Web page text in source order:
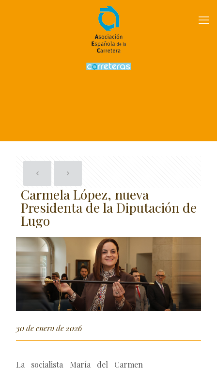
Carmela López, nueva
Presidenta de la Diputación de
Lugo
30 de enero de 2026
La socialista María del Carmen